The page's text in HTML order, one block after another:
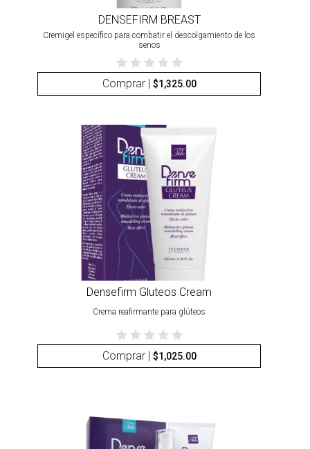
DENSEFIRM BREAST
Cremigel específico para combatir el descolgamiento de los
senos
Comprar | $1,325.00
Densefirm Gluteos Cream
Crema reafirmante para glúteos
Comprar | $1,025.00